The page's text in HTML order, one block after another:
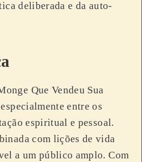
deliberada e da auto-
Que Vendeu Sua
entre os
espiritual e pessoal.
com lições de vida
a um público amplo. Com